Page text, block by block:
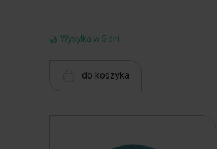
Wysyłka w 5 dni
do koszyka